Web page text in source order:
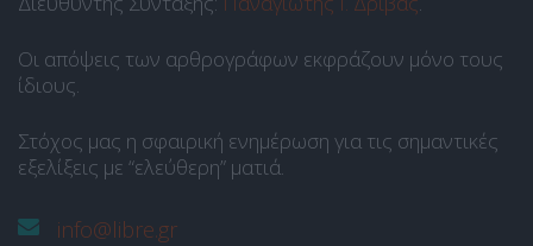
Οι απόψεις των αρθρογράφων εκφράζουν μόνο τους
ίδιους.
Στόχος μας η σφαιρική ενημέρωση για τις σημαντικές
εξελίξεις με “ελεύθερη” ματιά.
info@libre.gr